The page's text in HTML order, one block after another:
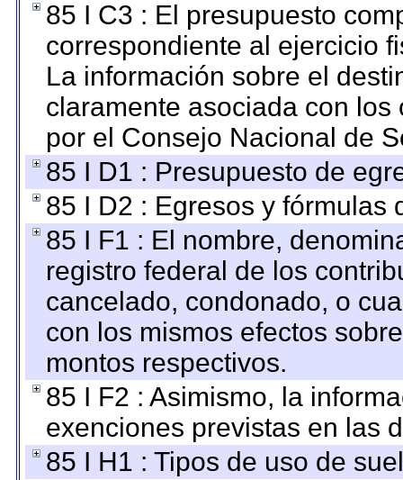
85 I C3 : El presupuesto
correspondiente al ejercicio
La información sobre el
claramente asociada con
por el Consejo Nacional de
85 I D1 : Presupuesto de
85 I D2 : Egresos y fórmulas
85 I F1 : El nombre,
registro federal de los
cancelado, condonado, o
con los mismos efectos
montos respectivos.
85 I F2 : Asimismo, la
exenciones previstas en las
85 I H1 : Tipos de uso de